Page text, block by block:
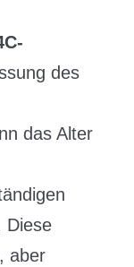
des
das Alter
Diese
aber